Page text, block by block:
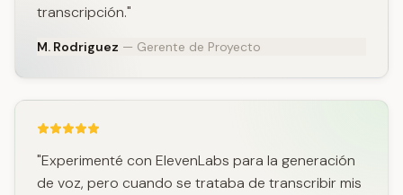
transcripción."
M. Rodriguez — Gerente de Proyecto
"Experimenté con ElevenLabs para la generación
de voz, pero cuando se trataba de transcribir mis